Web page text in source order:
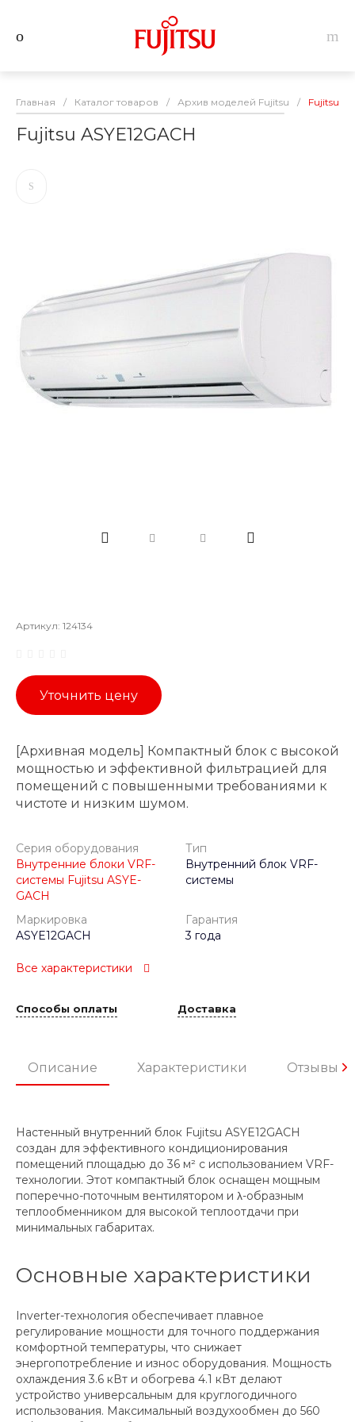
Главная / Каталог товаров / Архив моделей Fujitsu / Fujitsu
Fujitsu ASYE12GACH
Артикул: 124134
Уточнить цену
[Архивная модель] Компактный блок с высокой
мощностью и эффективной фильтрацией для
помещений с повышенными требованиями к
чистоте и низким шумом.
Серия оборудования
Внутренние блоки VRF-
системы Fujitsu ASYE-
GACH
Тип
Внутренний блок VRF-
системы
Маркировка
ASYE12GACH
Гарантия
3 года
Все характеристики
Способы оплаты Доставка
Описание Характеристики Отзывы
Настенный внутренний блок Fujitsu ASYE12GACH
создан для эффективного кондиционирования
помещений площадью до 36 м² с использованием VRF-
технологии. Этот компактный блок оснащен мощным
поперечно-поточным вентилятором и λ-образным
теплообменником для высокой теплоотдачи при
минимальных габаритах.
Основные характеристики
Inverter-технология обеспечивает плавное
регулирование мощности для точного поддержания
комфортной температуры, что снижает
энергопотребление и износ оборудования. Мощность
охлаждения 3.6 кВт и обогрева 4.1 кВт делают
устройство универсальным для круглогодичного
использования. Максимальный воздухообмен до 560